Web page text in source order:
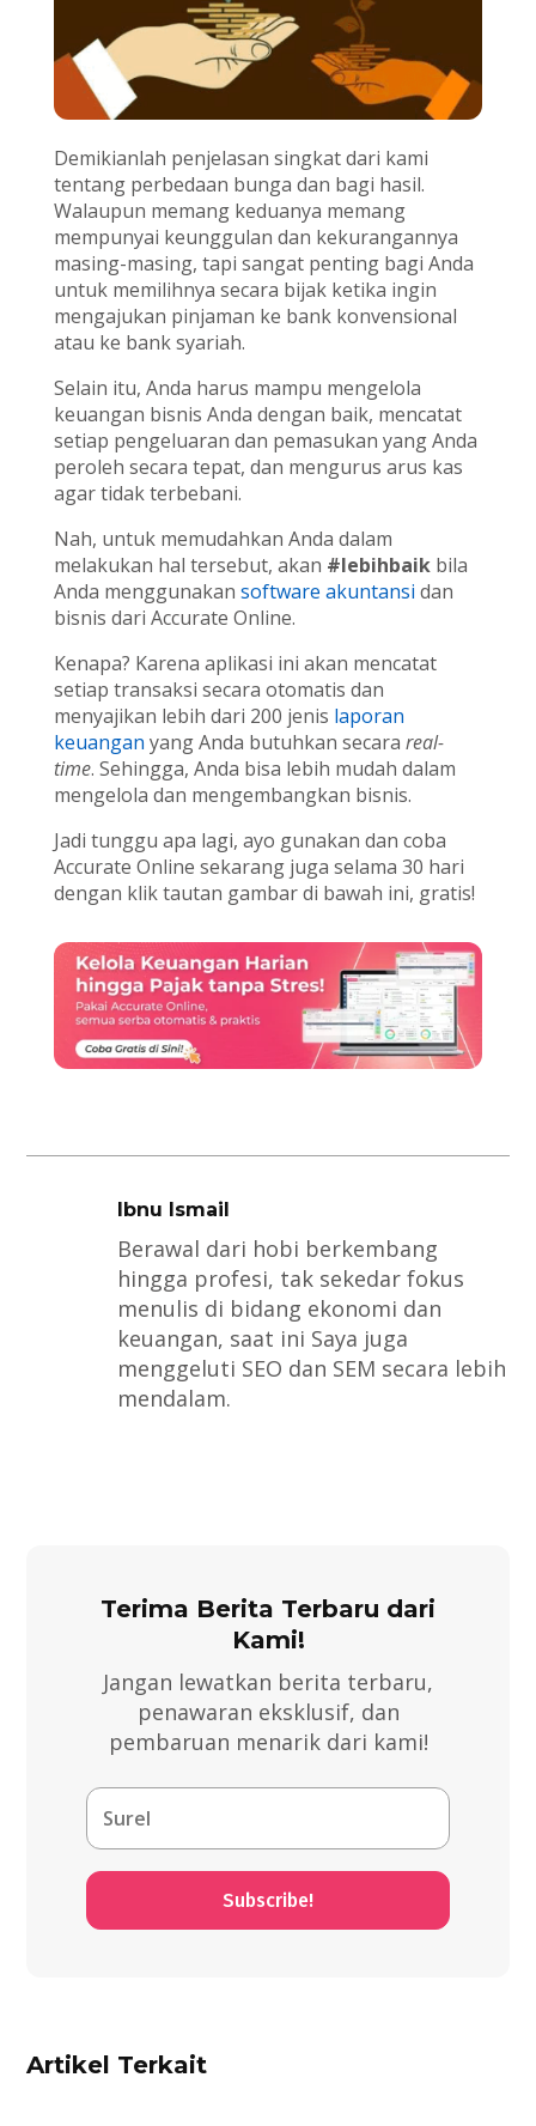
Demikianlah penjelasan singkat dari kami
tentang perbedaan bunga dan bagi hasil.
Walaupun memang keduanya memang
mempunyai keunggulan dan kekurangannya
masing-masing, tapi sangat penting bagi Anda
untuk memilihnya secara bijak ketika ingin
mengajukan pinjaman ke bank konvensional
atau ke bank syariah.
Selain itu, Anda harus mampu mengelola
keuangan bisnis Anda dengan baik, mencatat
setiap pengeluaran dan pemasukan yang Anda
peroleh secara tepat, dan mengurus arus kas
agar tidak terbebani.
Nah, untuk memudahkan Anda dalam
melakukan hal tersebut, akan #lebihbaikbila
Anda menggunakan software akuntansi dan
bisnis dari Accurate Online.
Kenapa? Karena aplikasi ini akan mencatat
setiap transaksi secara otomatis dan
menyajikan lebih dari 200 jenis laporan
keuangan yang Anda butuhkan secara real-
time. Sehingga, Anda bisa lebih mudah dalam
mengelola dan mengembangkan bisnis.
Jadi tunggu apa lagi, ayo gunakan dan coba
Accurate Online sekarang juga selama 30 hari
dengan klik tautan gambar di bawah ini, gratis!
Ibnu Ismail
Berawal dari hobi berkembang
hingga profesi, tak sekedar fokus
menulis di bidang ekonomi dan
keuangan, saat ini Saya juga
menggeluti SEO dan SEM secara lebih
mendalam.
Terima Berita Terbaru dari
Kami!
Jangan lewatkan berita terbaru,
penawaran eksklusif, dan
pembaruan menarik dari kami!
Subscribe!
Artikel Terkait